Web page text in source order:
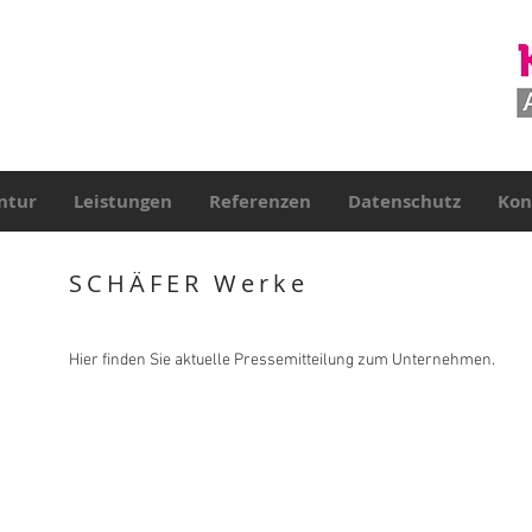
Leistungen Referenzen Datenschutz
SCHÄFER Werke
Hier finden Sie aktuelle Pressemitteilung zum Unternehmen.